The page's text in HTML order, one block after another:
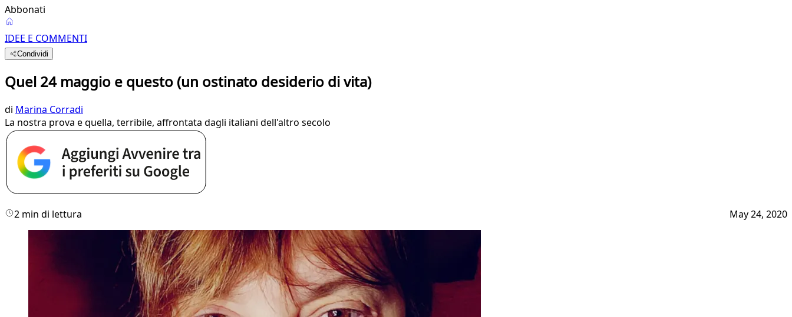
Abbonati
IDEE E COMMENTI
Condividi
Quel 24 maggio e questo (un ostinato desiderio di vita)
di Marina Corradi
La nostra prova e quella, terribile, affrontata dagli italiani dell'altro secolo
2 min di lettura May 24, 2020